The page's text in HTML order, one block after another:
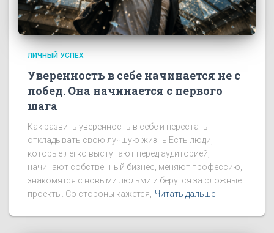
ЛИЧНЫЙ УСПЕХ
Уверенность в себе начинается не с
побед. Она начинается с первого
шага
Как развить уверенность в себе и перестать
откладывать свою лучшую жизнь Есть люди,
которые легко выступают перед аудиторией,
начинают собственный бизнес, меняют профессию,
знакомятся с новыми людьми и берутся за сложные
проекты. Со стороны кажется,
Читать дальше